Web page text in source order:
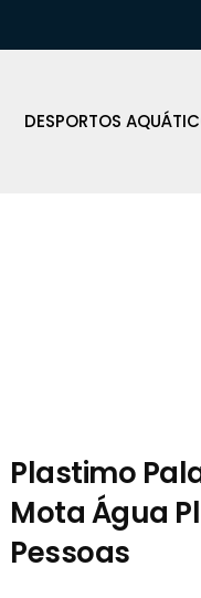
DESPORTOS
Plastimo
Mota Água
Pessoas